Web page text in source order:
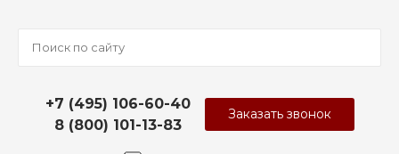
+7 (495) 106-60-40
8 (800) 101-13-83
Заказать звонок